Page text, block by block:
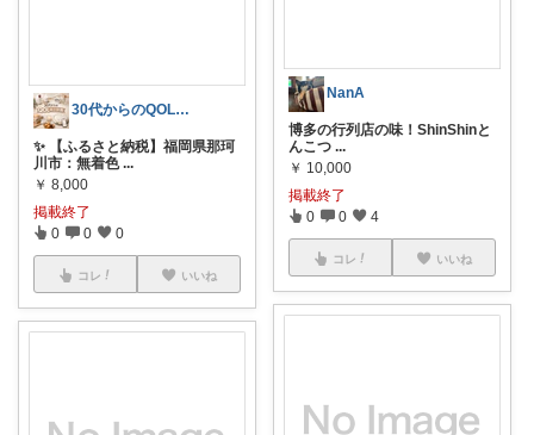
30代からのQOL向上計画
✨ 【ふるさと納税】福岡県那珂
川市：無着色 ...
￥ 8,000
掲載終了
0 0 0
コレ いいね
NanA
博多の行列店の味！ShinShinと
んこつ ...
￥ 10,000
掲載終了
0 0 4
コレ いいね